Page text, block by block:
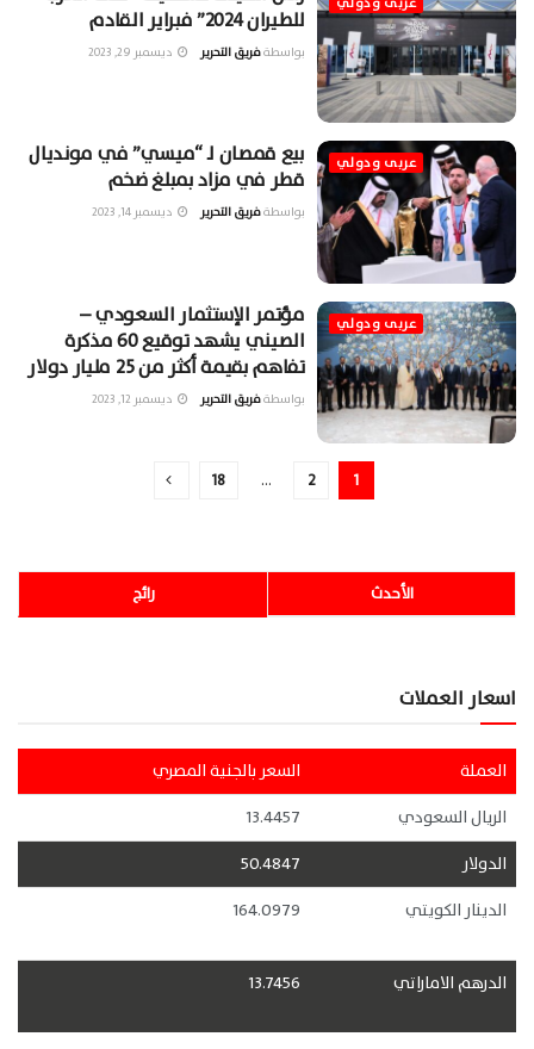
للطيران 2024” فبراير القادم
بواسطةفريق التحرير ديسمبر 29, 2023
عربى ودولي
بيع قمصان لـ “ميسي” في مونديال
قطر في مزاد بمبلغ ضخم
بواسطةفريق التحرير ديسمبر 14, 2023
عربى ودولي
مؤتمر الإستثمار السعودي –
الصيني يشهد توقيع 60 مذكرة
تفاهم بقيمة أكثر من 25 مليار دولار
بواسطةفريق التحرير ديسمبر 12, 2023
1
2
…
18
رائج الأحدث
اسعار العملات
العملة
السعر بالجنية المصري
الريال السعودي
13.4457
الدولار
50.4847
الدينار الكويتي
164.0979
الدرهم الاماراتي 13.7456